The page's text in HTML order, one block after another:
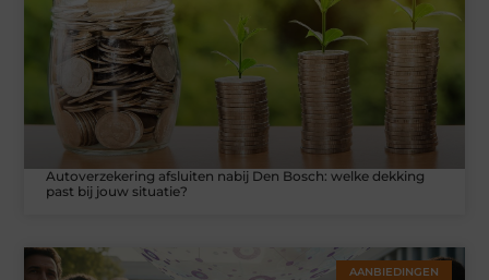
Autoverzekering afsluiten nabij Den Bosch: welke dekking
past bij jouw situatie?
AANBIEDINGEN